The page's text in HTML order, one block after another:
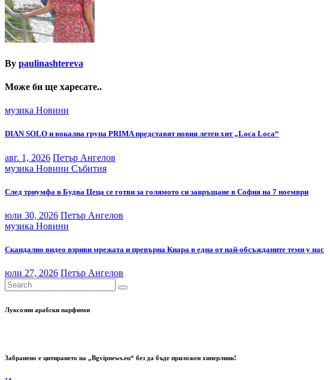
By paulinashtereva
Може би ще харесате..
музика Новини
DIAN SOLO и вокална група PRIMA представят новия летен хит „Loca Loca“
авг. 1, 2026 Петър Ангелов
музика Новини Събития
След триумфа в Будва Цеца се готви за голямото си завръщане в София на 7 ноември
юли 30, 2026 Петър Ангелов
музика Новини
Скандално видео взриви мрежата и превърна Киара в една от най-обсъжданите теми у нас
юли 27, 2026 Петър Ангелов
Луксозни арабски парфюми
Забранено е цитирането на „Bgvipnews.eu“ без да бъде приложен хиперлинк!